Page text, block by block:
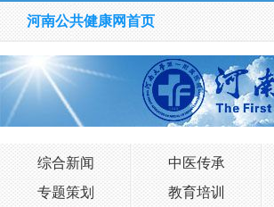
河南公共健康网首页
综合新闻 中医传承
专题策划
教育培训